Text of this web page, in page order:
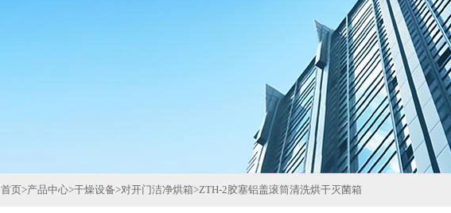
首页>产品中心>干燥设备>对开门洁净烘箱>ZTH-2胶塞铝盖滚筒清洗烘干灭菌箱